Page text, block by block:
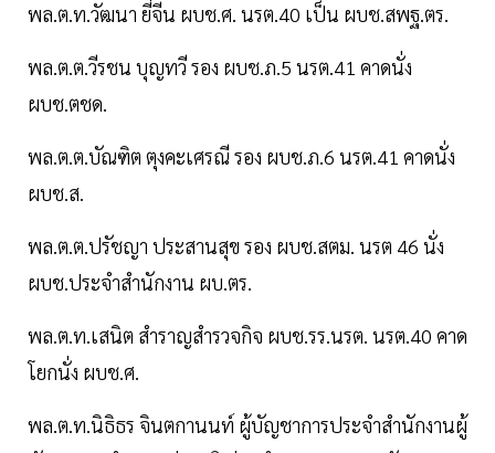
พล.ต.ท.วัฒนา ยี่จีน ผบช.ศ. นรต.40 เป็น ผบช.สพฐ.ตร.
พล.ต.ต.วีรชน บุญทวี รอง ผบช.ภ.5 นรต.41 คาดนั่ง
ผบช.ตชด.
พล.ต.ต.บัณฑิต ตุงคะเศรณี รอง ผบช.ภ.6 นรต.41 คาดนั่ง
ผบช.ส.
พล.ต.ต.ปรัชญา ประสานสุข รอง ผบช.สตม. นรต 46 นั่ง
ผบช.ประจำสำนักงาน ผบ.ตร.
พล.ต.ท.เสนิต สำราญสำรวจกิจ ผบช.รร.นรต. นรต.40 คาด
โยกนั่ง ผบช.ศ.
พล.ต.ท.นิธิธร จินตกานนท์ ผู้บัญชาการประจำสำนักงานผู้